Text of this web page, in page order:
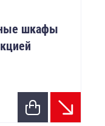
шкафы